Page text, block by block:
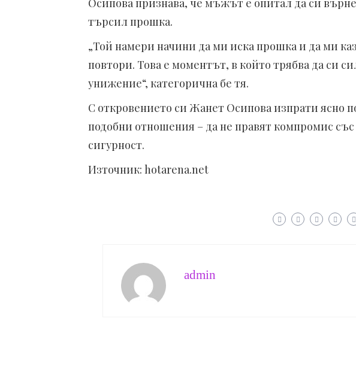
Осипова признава, че мъжът е опитал да си
търсил прошка.
„Той намери начини да ми иска прошка и да ми
повтори. Това е моментът, в който трябва да си
унижение“, категорична бе тя.
С откровението си Жанет Осипова изпрати ясно
подобни отношения – да не правят компромис със
сигурност.
Източник: hotarena.net
admin